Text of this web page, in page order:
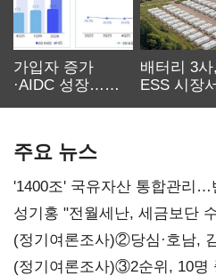
가입자 증가
·AIDC 성장…
배터리 3
ESS 시장서
주요 뉴스
'1400조' 국유자산 통합관리…
구조혁신
성기홍 "전월세난, 세금보단
시사
(정기여론조사)②당심·호남,
(정기여론조사)③2순위, 10명